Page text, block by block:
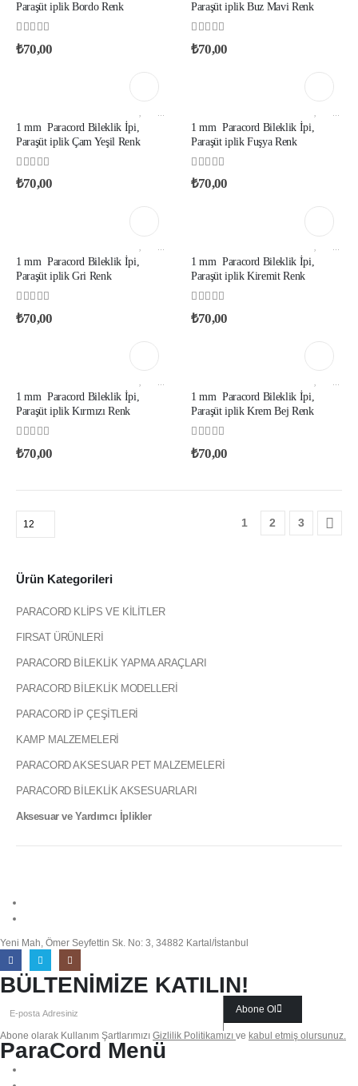
Paraşüt iplik Bordo Renk
0out of 5
₺70,00
Paraşüt iplik Buz Mavi Renk
0out of 5
₺70,00
1 mm Paracord Bileklik İpi,
Paraşüt iplik Çam Yeşil Renk
0out of 5
₺70,00
1 mm Paracord Bileklik İpi,
Paraşüt iplik Fuşya Renk
0out of 5
₺70,00
1 MM PARACORD IP YERLI ÜRETIM,
1 mm Paracord Bileklik İpi,
Paraşüt iplik Gri Renk
0out of 5
₺70,00
1 MM PARACORD IP YERLI ÜRETIM,
1 mm Paracord Bileklik İpi,
Paraşüt iplik Kiremit Renk
0out of 5
₺70,00
1 mm Paracord Bileklik İpi,
Paraşüt iplik Kırmızı Renk
0out of 5
₺70,00
1 mm Paracord Bileklik İpi,
Paraşüt iplik Krem Bej Renk
0out of 5
₺70,00
1 2 3
Ürün Kategorileri
PARACORD KLİPS VE KİLİTLER
FIRSAT ÜRÜNLERİ
PARACORD BİLEKLİK YAPMA ARAÇLARI
PARACORD BİLEKLİK MODELLERİ
PARACORD İP ÇEŞİTLERİ
KAMP MALZEMELERİ
PARACORD AKSESUAR PET MALZEMELERİ
PARACORD BİLEKLİK AKSESUARLARI
Aksesuar ve Yardımcı İplikler
Yeni Mah, Ömer Seyfettin Sk. No: 3, 34882 Kartal/İstanbul
BÜLTENİMİZE KATILIN!
Abone Ol
Abone olarak Kullanım Şartlarımızı Gizlilik Politikamızı ve kabul etmiş olursunuz.
ParaCord Menü